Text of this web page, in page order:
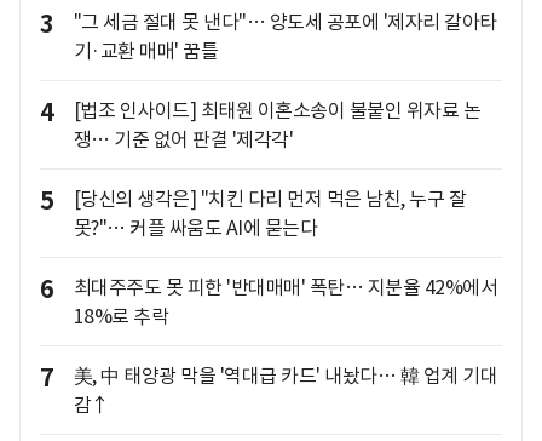
3
"그 세금 절대 못 낸다"… 양도세 공포에 '제자리 갈아타
기·교환 매매' 꿈틀
4
[법조 인사이드] 최태원 이혼소송이 불붙인 위자료 논
쟁… 기준 없어 판결 '제각각'
5
[당신의 생각은] "치킨 다리 먼저 먹은 남친, 누구 잘
못?"… 커플 싸움도 AI에 묻는다
6
최대주주도 못 피한 '반대매매' 폭탄… 지분율 42%에서
18%로 추락
7
美, 中 태양광 막을 '역대급 카드' 내놨다… 韓 업계 기대
감↑